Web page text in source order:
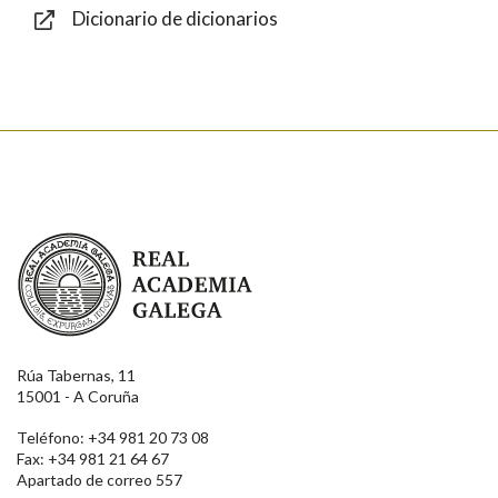
Dicionario de dicionarios
Real Academia Galega
Rúa Tabernas, 11
15001 - A Coruña
Teléfono: +34 981 20 73 08
Fax: +34 981 21 64 67
Apartado de correo 557